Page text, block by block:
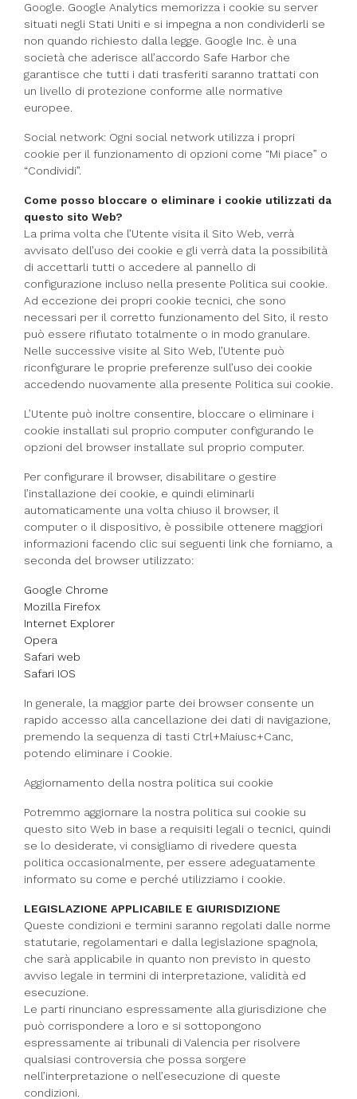
Google. Google Analytics memorizza i cookie su server
situati negli Stati Uniti e si impegna a non condividerli se
non quando richiesto dalla legge. Google Inc. è una
società che aderisce all’accordo Safe Harbor che
garantisce che tutti i dati trasferiti saranno trattati con
un livello di protezione conforme alle normative
europee.
Social network: Ogni social network utilizza i propri
cookie per il funzionamento di opzioni come “Mi piace” o
“Condividi”.
Come posso bloccare o eliminare i cookie utilizzati da
questo sito Web?
La prima volta che l’Utente visita il Sito Web, verrà
avvisato dell’uso dei cookie e gli verrà data la possibilità
di accettarli tutti o accedere al pannello di
configurazione incluso nella presente Politica sui cookie.
Ad eccezione dei propri cookie tecnici, che sono
necessari per il corretto funzionamento del Sito, il resto
può essere rifiutato totalmente o in modo granulare.
Nelle successive visite al Sito Web, l’Utente può
riconfigurare le proprie preferenze sull’uso dei cookie
accedendo nuovamente alla presente Politica sui cookie.
L’Utente può inoltre consentire, bloccare o eliminare i
cookie installati sul proprio computer configurando le
opzioni del browser installate sul proprio computer.
Per configurare il browser, disabilitare o gestire
l’installazione dei cookie, e quindi eliminarli
automaticamente una volta chiuso il browser, il
computer o il dispositivo, è possibile ottenere maggiori
informazioni facendo clic sui seguenti link che forniamo, a
seconda del browser utilizzato:
Google Chrome
Mozilla Firefox
Internet Explorer
Opera
Safari web
Safari IOS
In generale, la maggior parte dei browser consente un
rapido accesso alla cancellazione dei dati di navigazione,
premendo la sequenza di tasti Ctrl+Maiusc+Canc,
potendo eliminare i Cookie.
Aggiornamento della nostra politica sui cookie
Potremmo aggiornare la nostra politica sui cookie su
questo sito Web in base a requisiti legali o tecnici, quindi
se lo desiderate, vi consigliamo di rivedere questa
politica occasionalmente, per essere adeguatamente
informato su come e perché utilizziamo i cookie.
LEGISLAZIONE APPLICABILE E GIURISDIZIONE
Queste condizioni e termini saranno regolati dalle norme
statutarie, regolamentari e dalla legislazione spagnola,
che sarà applicabile in quanto non previsto in questo
avviso legale in termini di interpretazione, validità ed
esecuzione.
Le parti rinunciano espressamente alla giurisdizione che
può corrispondere a loro e si sottopongono
espressamente ai tribunali di Valencia per risolvere
qualsiasi controversia che possa sorgere
nell’interpretazione o nell’esecuzione di queste
condizioni.